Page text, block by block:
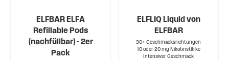
ELFBAR ELFA
Refillable Pods
(nachfüllbar) - 2er
Pack
ELFLIQ Liquid von
ELFBAR
30+ Geschmacksrichtungen
10 oder 20 mg Nikotinstärke
Intensiver Geschmack